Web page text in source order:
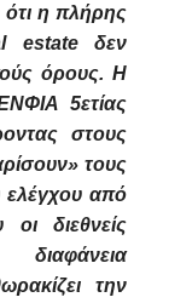
ότι η πλήρης
estate δεν
όρους. Η
5ετίας
στους
τους
ελέγχου από
διεθνείς
την